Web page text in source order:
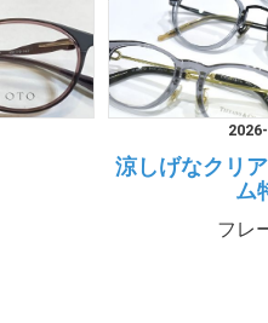
涼しげなクリ
ム
フレ